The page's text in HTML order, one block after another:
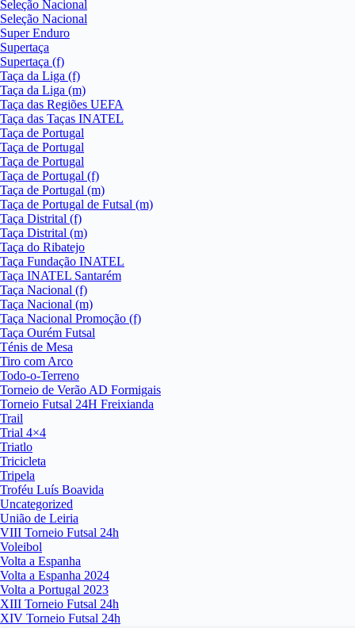
Seleção Nacional
Seleção Nacional
Super Enduro
Supertaça
Supertaça (f)
Taça da Liga (f)
Taça da Liga (m)
Taça das Regiões UEFA
Taça das Taças INATEL
Taça de Portugal
Taça de Portugal
Taça de Portugal
Taça de Portugal (f)
Taça de Portugal (m)
Taça de Portugal de Futsal (m)
Taça Distrital (f)
Taça Distrital (m)
Taça do Ribatejo
Taça Fundação INATEL
Taça INATEL Santarém
Taça Nacional (f)
Taça Nacional (m)
Taça Nacional Promoção (f)
Taça Ourém Futsal
Ténis de Mesa
Tiro com Arco
Todo-o-Terreno
Torneio de Verão AD Formigais
Torneio Futsal 24H Freixianda
Trail
Trial 4×4
Triatlo
Tricicleta
Tripela
Troféu Luís Boavida
Uncategorized
União de Leiria
VIII Torneio Futsal 24h
Voleibol
Volta a Espanha
Volta a Espanha 2024
Volta a Portugal 2023
XIII Torneio Futsal 24h
XIV Torneio Futsal 24h